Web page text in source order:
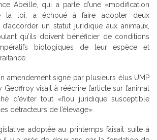
Abeille, qui a parlé d’une «modification
la loi, a échoué à faire adopter deux
un statut juridique aux animaux,
qu’ils doivent bénéficier de conditions
biologiques de leur espèce et
amendement signé par plusieurs élus UMP
visait à réécrire l’article sur l’animal
d’éviter tout «flou juridique susceptible
détracteurs de l’élevage».
adoptée au printemps faisait suite à